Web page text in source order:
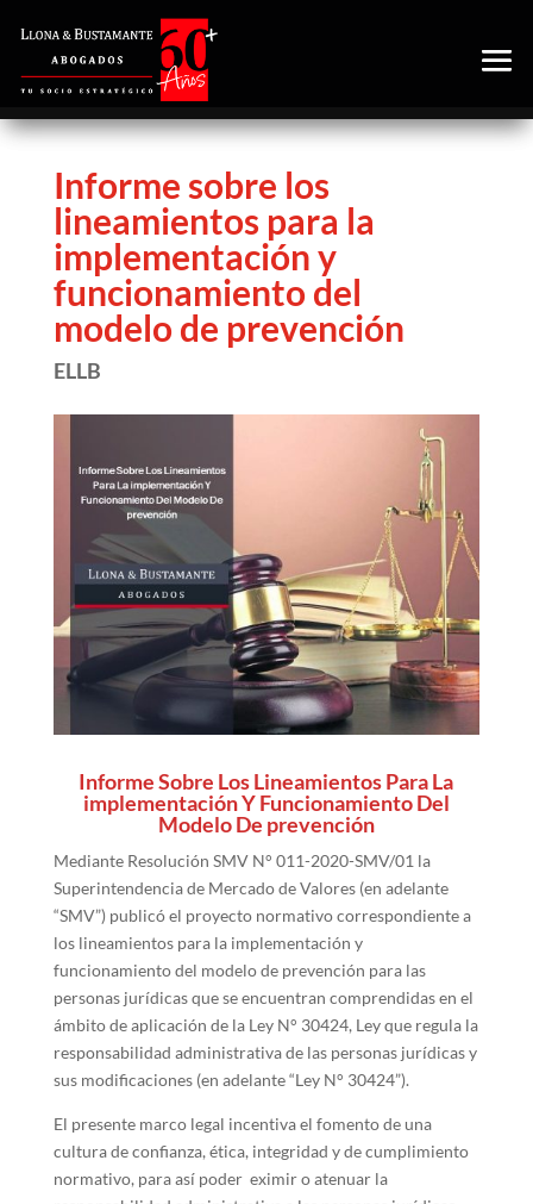
Informe sobre los
lineamientos para la
implementación y
funcionamiento del
modelo de prevención
ELLB
Informe Sobre Los Lineamientos Para La
implementación Y Funcionamiento Del
Modelo De prevención
Mediante Resolución SMV N° 011-2020-SMV/01 la
Superintendencia de Mercado de Valores (en adelante
“SMV”) publicó el proyecto normativo correspondiente a
los lineamientos para la implementación y
funcionamiento del modelo de prevención para las
personas jurídicas que se encuentran comprendidas en el
ámbito de aplicación de la Ley N° 30424, Ley que regula la
responsabilidad administrativa de las personas jurídicas y
sus modificaciones (en adelante “Ley N° 30424”).
El presente marco legal incentiva el fomento de una
cultura de confianza, ética, integridad y de cumplimiento
normativo, para así poder eximir o atenuar la